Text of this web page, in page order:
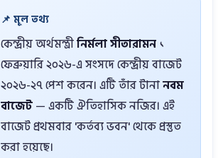
📌 মূল তথ্য
কেন্দ্রীয় অর্থমন্ত্রীনির্মলা সীতারামন১
ফেব্রুয়ারি ২০২৬-এ সংসদে কেন্দ্রীয় বাজেট
২০২৬-২৭ পেশ করেন। এটি তাঁর টানানবম
বাজেট— একটি ঐতিহাসিক নজির। এই
বাজেট প্রথমবার 'কর্তব্য ভবন' থেকে প্রস্তুত
করা হয়েছে।